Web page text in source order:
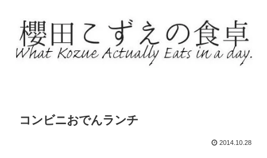
コンビニおでんランチ
2014.10.28